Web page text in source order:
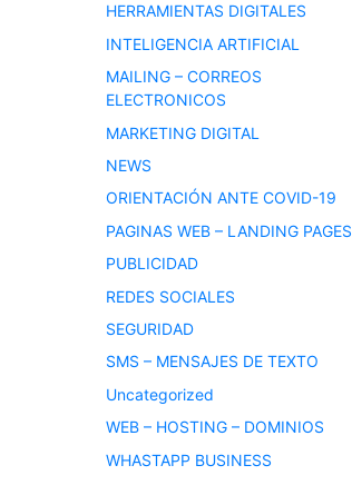
HERRAMIENTAS DIGITALES
INTELIGENCIA ARTIFICIAL
MAILING – CORREOS
ELECTRONICOS
MARKETING DIGITAL
NEWS
ORIENTACIÓN ANTE COVID-19
PAGINAS WEB – LANDING PAGES
PUBLICIDAD
REDES SOCIALES
SEGURIDAD
SMS – MENSAJES DE TEXTO
Uncategorized
WEB – HOSTING – DOMINIOS
WHASTAPP BUSINESS